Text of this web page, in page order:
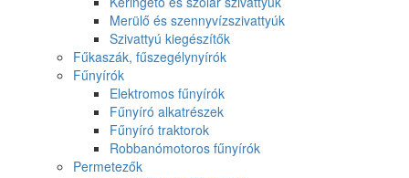
Merülő és szennyvízszivattyúk
Szivattyú kiegészítők
Fűkaszák, fűszegélynyírók
Fűnyírók
Elektromos fűnyírók
Fűnyíró alkatrészek
Fűnyíró traktorok
Robbanómotoros fűnyírók
Permetezők